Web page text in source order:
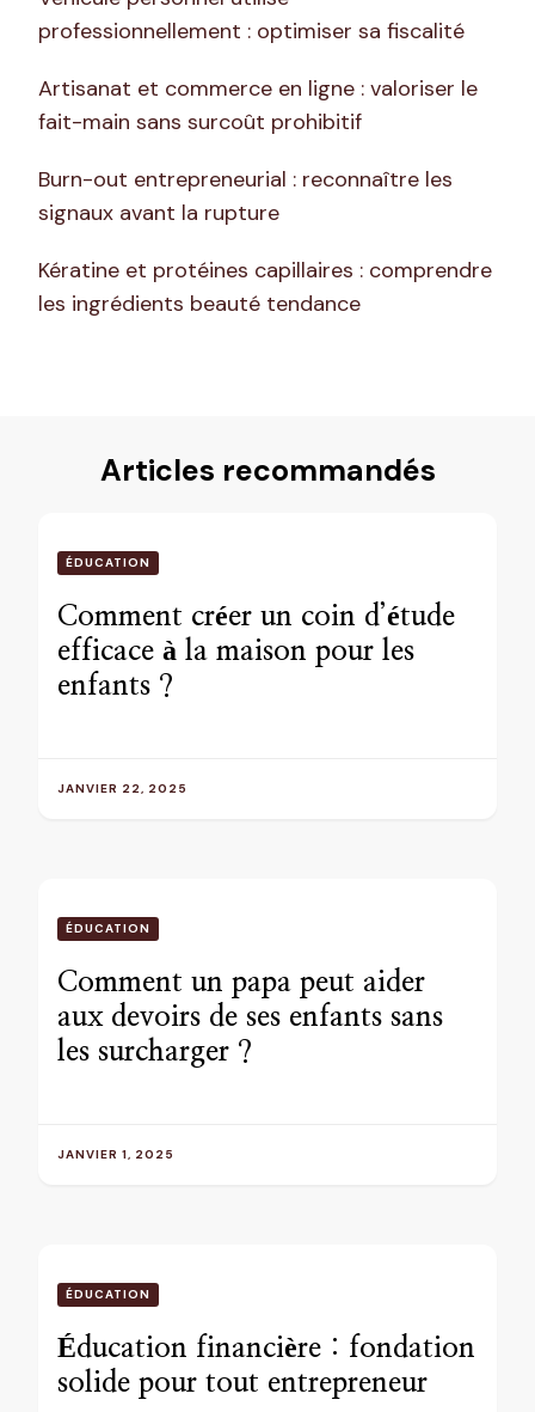
professionnellement : optimiser sa fiscalité
Artisanat et commerce en ligne : valoriser le
fait-main sans surcoût prohibitif
Burn-out entrepreneurial : reconnaître les
signaux avant la rupture
Kératine et protéines capillaires : comprendre
les ingrédients beauté tendance
Articles recommandés
ÉDUCATION
Comment créer un coin d’étude
efficace à la maison pour les
enfants ?
JANVIER 22, 2025
ÉDUCATION
Comment un papa peut aider
aux devoirs de ses enfants sans
les surcharger ?
JANVIER 1, 2025
ÉDUCATION
Éducation financière : fondation
solide pour tout entrepreneur